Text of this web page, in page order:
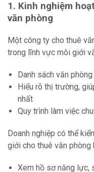
1. Kinh nghiệm
văn phòng
Một công ty cho thuê
trong lĩnh vực môi giới
Danh sách văn
Hiểu rõ thị trường,
nhất
Quy trình làm việc
Doanh nghiệp có thể
giới cho thuê văn phòng
Xem hồ sơ năng lực,